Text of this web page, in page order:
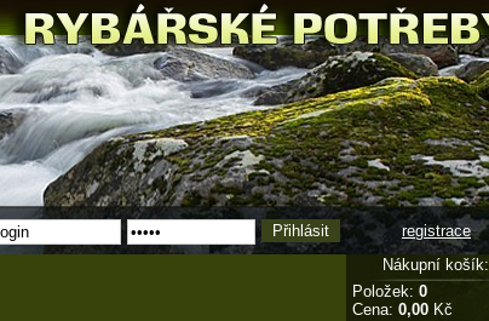
registrace
Nákupní košík:
Položek: 0
Cena: 0,00 Kč